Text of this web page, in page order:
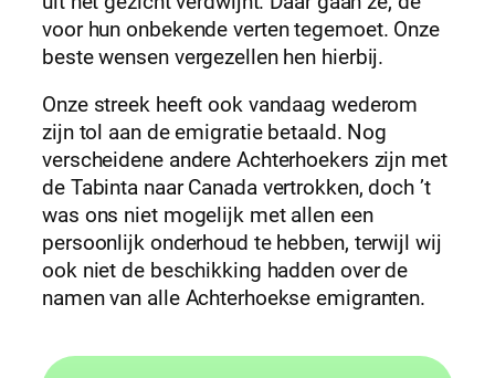
voor hun onbekende verten tegemoet. Onze
beste wensen vergezellen hen hierbij.
Onze streek heeft ook vandaag wederom
zijn tol aan de emigratie betaald. Nog
verscheidene andere Achterhoekers zijn met
de Tabinta naar Canada vertrokken, doch ’t
was ons niet mogelijk met allen een
persoonlijk onderhoud te hebben, terwijl wij
ook niet de beschikking hadden over de
namen van alle Achterhoekse emigranten.